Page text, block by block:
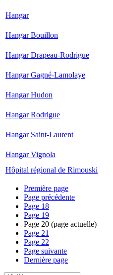
Hangar
Hangar Bouillon
Hangar Drapeau-Rodrigue
Hangar Gagné-Lamolaye
Hangar Hudon
Hangar Rodrigue
Hangar Saint-Laurent
Hangar Vignola
Hôpital régional de Rimouski
Première page
Page précédente
Page 18
Page 19
Page 20 (page actuelle)
Page 21
Page 22
Page suivante
Dernière page